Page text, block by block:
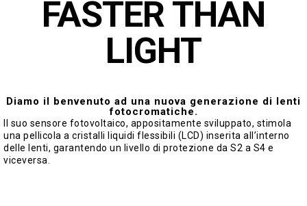
FASTER THAN
LIGHT
Diamo il benvenuto ad una nuova generazione di lenti
fotocromatiche.
Il suo sensore fotovoltaico, appositamente sviluppato, stimola
una pellicola a cristalli liquidi flessibili (LCD) inserita all’interno
delle lenti, garantendo un livello di protezione da S2 a S4 e
viceversa.